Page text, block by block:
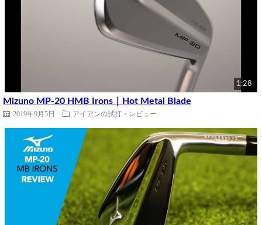
1:28
Mizuno MP-20 HMB Irons｜Hot Metal Blade
2019年9月5日 アイアンの試打・レビュー